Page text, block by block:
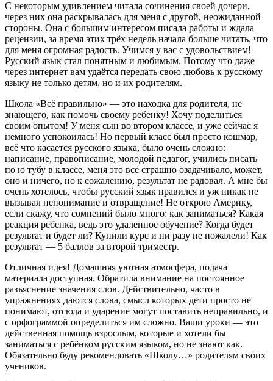
С некоторым удивлением читала сочинения своей дочери,
через них она раскрывалась для меня с другой, неожиданной
стороны. Она с большим интересом писала работы и ждала
рецензии, за время этих трёх недель начала больше читать, что
для меня огромная радость. Учимся у вас с удовольствием!
Русский язык стал понятным и любимым. Потому что даже
через интернет вам удаётся передать свою любовь к русскому
языку не только детям, но и их родителям.
Школа «Всё правильно» — это находка для родителя, не
знающего, как помочь своему ребенку! Хочу поделиться
своим опытом! У меня сын во втором классе, и уже сейчас я
немного успокоилась! Но первый класс был просто кошмар,
всё что касается русского языка, было очень сложно:
написание, правописание, молодой педагог, учились писать
по ю тубу в классе, меня это всё страшно озадачивало, может,
оно и ничего, но к сожалению, результат не радовал. А мне бы
очень хотелось, чтобы русский язык нравился и уж никак не
вызывал непонимание и отвращение! Не открою Америку,
если скажу, что сомнений было много: как заниматься? Какая
реакция ребенка, ведь это удаленное обучение? Когда будет
результат и будет ли? Купили курс и ни разу не пожалели! Как
результат — 5 баллов за второй триместр.
Отличная идея! Домашняя уютная атмосфера, подача
материала доступная. Обратила внимание на постоянное
разъяснение значения слов. Действительно, часто в
упражнениях даются слова, смысл которых дети просто не
понимают, отсюда и ударение могут поставить неправильно, и
с орфограммой определиться им сложно. Ваши уроки — это
действенная помощь взрослым, которые и хотели бы
заниматься с ребёнком русским языком, но не знают как.
Обязательно буду рекомендовать «Школу…» родителям своих
учеников.